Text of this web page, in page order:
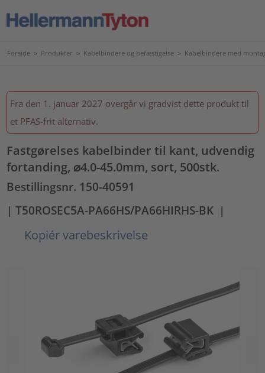
Forside > Produkter > Kabelbindere og befæstigelse > Kabelbindere med
Fra den 1. januar 2027 overgår vi gradvist dette produkt til
et PFAS-frit alternativ.
Fastgørelses kabelbinder til kant, udvendig
fortanding, ⌀4.0-45.0mm, sort, 500stk.
Bestillingsnr. 150-40591
| T50ROSEC5A-PA66HS/PA66HIRHS-BK |
Kopiér varebeskrivelse